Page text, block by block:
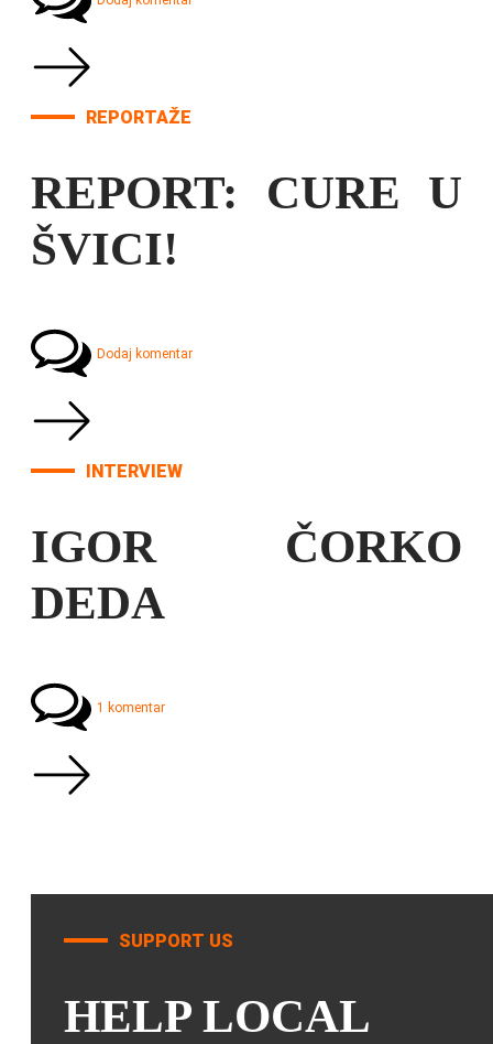
REPORTAŽE
REPORT: CURE U
ŠVICI!
Dodaj komentar
INTERVIEW
IGOR ČORKO
DEDA
1 komentar
SUPPORT US
HELP LOCAL